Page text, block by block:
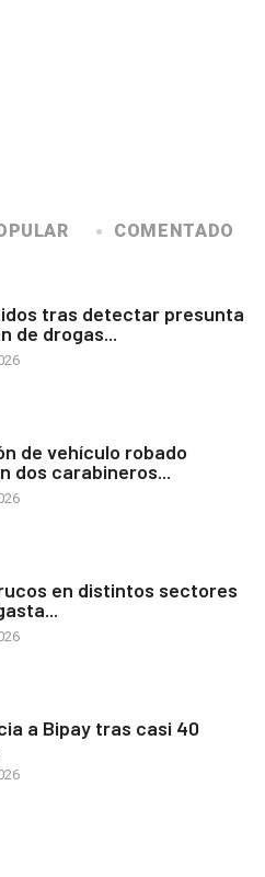
COMENTADO
tras detectar presunta
de drogas...
de vehículo robado
dos carabineros...
en distintos sectores
a Bipay tras casi 40